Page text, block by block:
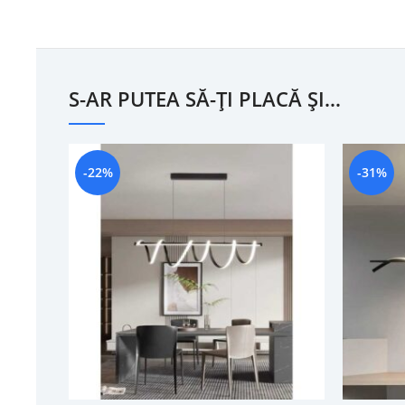
S-AR PUTEA SĂ-ȚI PLACĂ ȘI…
-22% -31%